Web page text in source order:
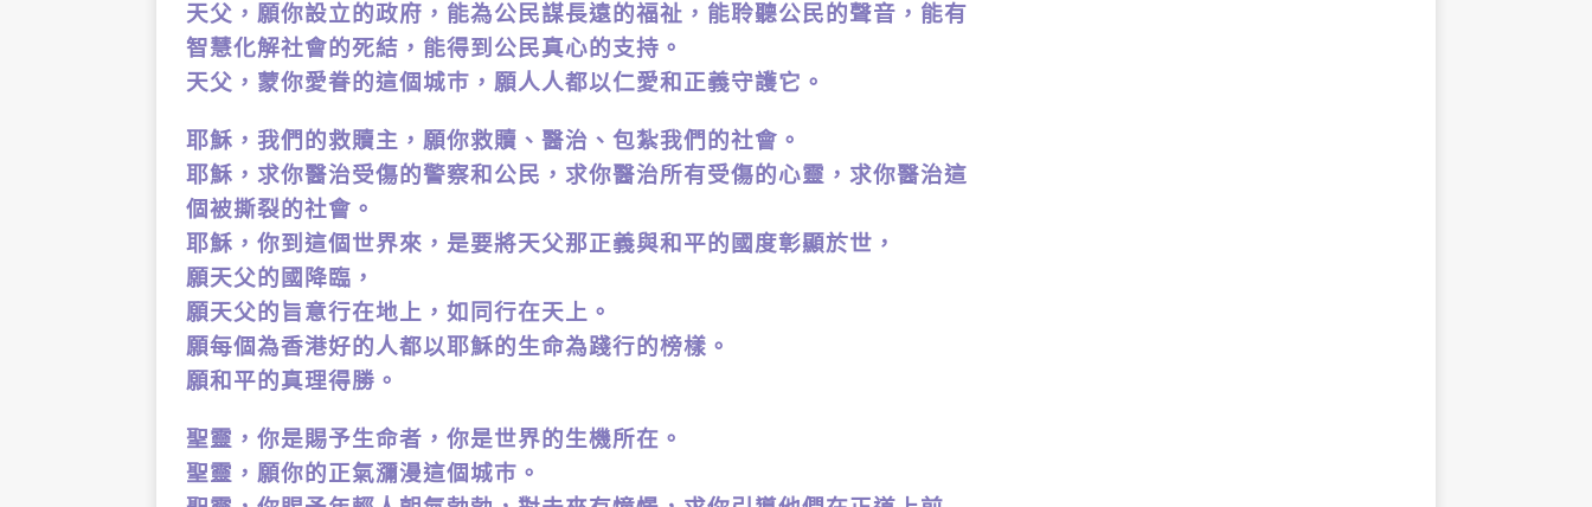
天父，願你設立的政府，能為公民謀長遠的福祉， 能聆聽公民的聲音，能有
智慧化解社會的死結， 能得到公民真心的支持。
天父，蒙你愛眷的這個城巿，願人人都以仁愛和正義守護它。
耶穌，我們的救贖主，願你救贖、醫治、包紮我們的社會。
耶穌，求你醫治受傷的警察和公民，求你醫治所有受傷的心靈， 求你醫治這
個被撕裂的社會。
耶穌，你到這個世界來，是要將天父那正義與和平的國度彰顯於世，
願天父的國降臨，
願天父的旨意行在地上，如同行在天上。
願每個為香港好的人都以耶穌的生命為踐行的榜樣。
願和平的真理得勝。
聖靈，你是賜予生命者，你是世界的生機所在。
聖靈，願你的正氣瀰漫這個城巿。